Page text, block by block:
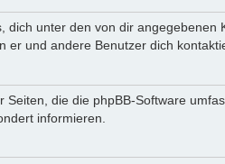
dich unter den von dir
er und andere Benutzer dich
Seiten, die die phpBB-Software
informieren.